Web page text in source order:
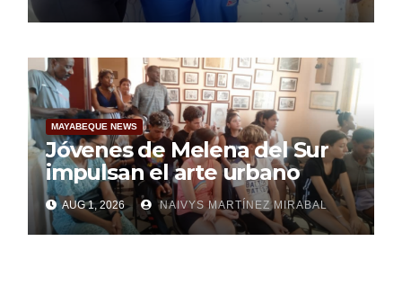
MAYABEQUE NEWS
Jóvenes de Melena del Sur
impulsan el arte urbano
AUG 1, 2026 NAIVYS MARTÍNEZ MIRABAL